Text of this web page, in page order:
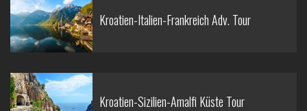
Kroatien-Italien-Frankreich Adv. Tour
Kroatien-Sizilien-Amalfi Küste Tour